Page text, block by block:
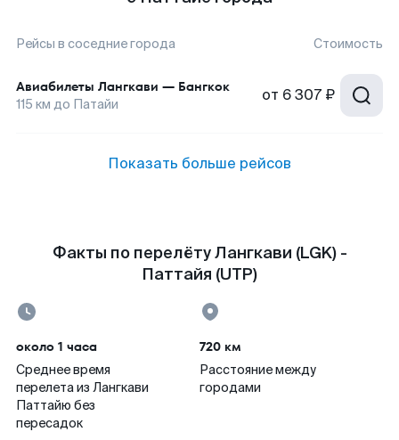
Рейсы в соседние города Стоимость
Авиабилеты Лангкави — Бангкок
115 км до Патайи от 6 307 ₽
Показать больше рейсов
Факты по перелёту Лангкави (LGK) -
Паттайя (UTP)
около 1 часа
Среднее время
перелета из Лангкави
Паттайю без
пересадок
720 км
Расстояние между
городами